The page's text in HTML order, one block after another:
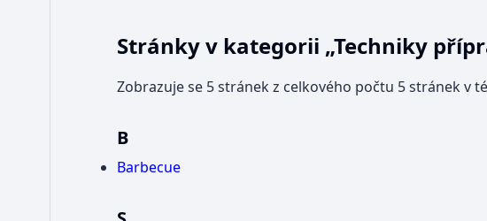
Stránky v kategorii „Techniky
Zobrazuje se 5 stránek z celkového počtu 5 stránek v
B
Barbecue